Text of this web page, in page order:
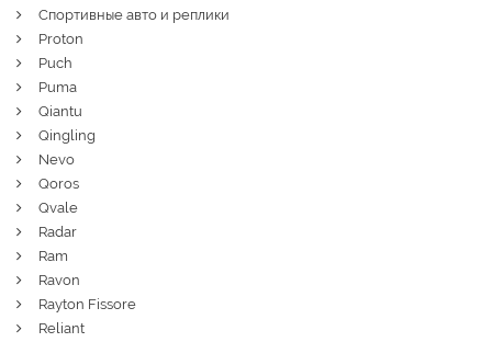
Спортивные авто и реплики
Proton
Puch
Puma
Qiantu
Qingling
Nevo
Qoros
Qvale
Radar
Ram
Ravon
Rayton Fissore
Reliant